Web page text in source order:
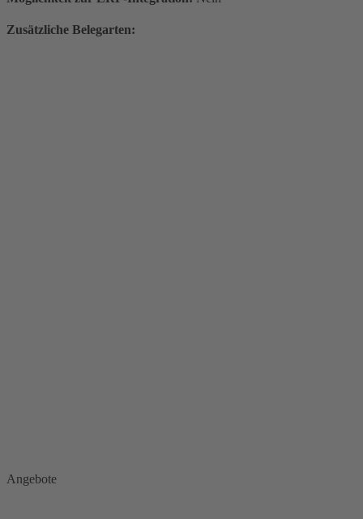
Zusätzliche Belegarten:
Angebote